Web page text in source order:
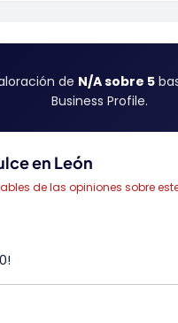
de N/A sobre 5
Business Profile.
en León
de las opiniones sobre